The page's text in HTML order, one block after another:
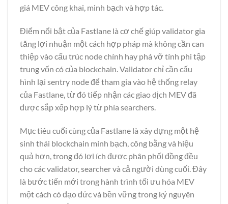
giá MEV công khai, minh bạch và hợp tác.
Điểm nổi bật của Fastlane là cơ chế giúp validator gia
tăng lợi nhuận một cách hợp pháp mà không cần can
thiệp vào cấu trúc node chính hay phá vỡ tính phi tập
trung vốn có của blockchain. Validator chỉ cần cấu
hình lại sentry node để tham gia vào hệ thống relay
của Fastlane, từ đó tiếp nhận các giao dịch MEV đã
được sắp xếp hợp lý từ phía searchers.
Mục tiêu cuối cùng của Fastlane là xây dựng một hệ
sinh thái blockchain minh bạch, công bằng và hiệu
quả hơn, trong đó lợi ích được phân phối đồng đều
cho các validator, searcher và cả người dùng cuối. Đây
là bước tiến mới trong hành trình tối ưu hóa MEV
một cách có đạo đức và bền vững trong kỷ nguyên